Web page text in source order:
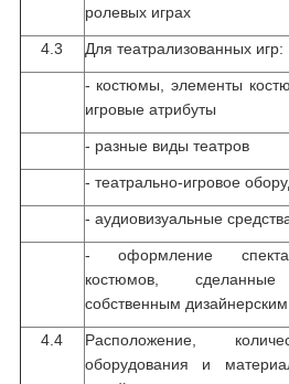
ролевых играх
4.3 Для театрализованных игр:
- костюмы, элементы
игровые атрибуты
- разные виды театров
- театрально-игровое
- аудиовизуальные
- оформление
костюмов,
собственным
4.4
Расположение,
оборудования и